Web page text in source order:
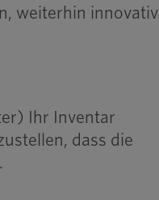
weiterhin
Ihr Inventar
dass die